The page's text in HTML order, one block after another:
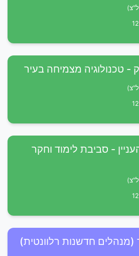
- טכנולוגיה מצמיחה בעיר
- סביבת לימוד וחקר
חדשנות רלוונטית)